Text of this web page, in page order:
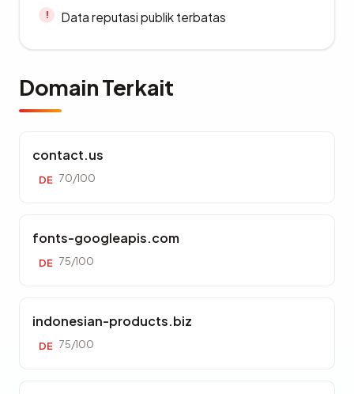
Data reputasi publik terbatas
Domain Terkait
contact.us
DE 70/100
fonts-googleapis.com
DE 75/100
indonesian-products.biz
DE 75/100